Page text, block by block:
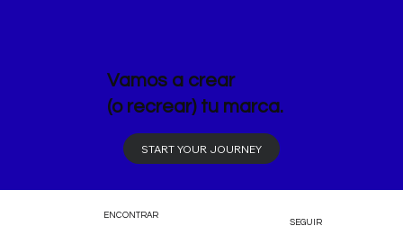
Vamos a crear
(o recrear) tu marca.
ENCONTRAR
SEGUIR